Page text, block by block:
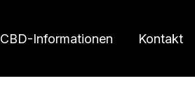
CBD-Informationen Kontakt